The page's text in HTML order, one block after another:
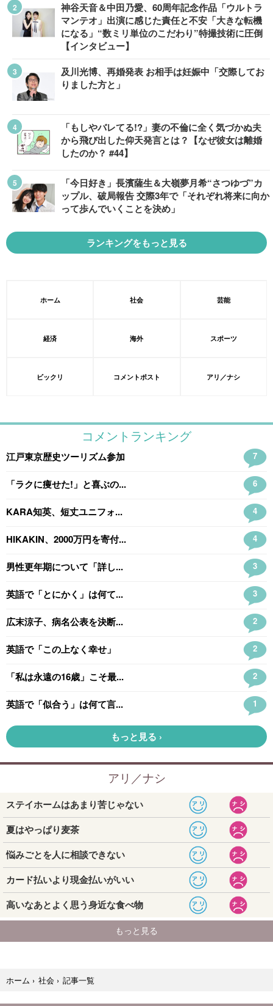
神谷天音＆中田乃愛、60周年記念作品「ウルトラ
マンテオ」出演に感じた責任と不安「大きな転機
になる」“数ミリ単位のこだわり”特撮技術に圧倒
【インタビュー】
及川光博、再婚発表 お相手は妊娠中「交際してお
りました方と」
「もしやバレてる!?」妻の不倫に全く気づかぬ夫
から飛び出した仰天発言とは？【なぜ彼女は離婚
したのか？ #44】
「今日好き」長濱薩生＆大嶺夢月希“さつゆづ”カ
ップル、破局報告 交際3年で「それぞれ将来に向か
って歩んでいくことを決め」
ランキングをもっと見る
ホーム 社会 芸能
経済 海外 スポーツ
ビックリ コメントポスト アリ／ナシ
ホーム › 社会 › 記事一覧